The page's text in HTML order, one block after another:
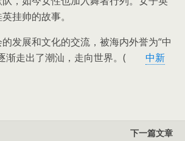
挂帅的故事。
发展和文化的交流，被海内外誉为“中
渐走出了潮汕，走向世界。( 中新
下一篇文章